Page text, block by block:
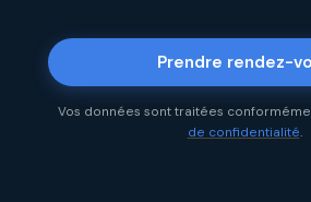
Prendre rendez-
Vos données sont traitées
de confidentialité.